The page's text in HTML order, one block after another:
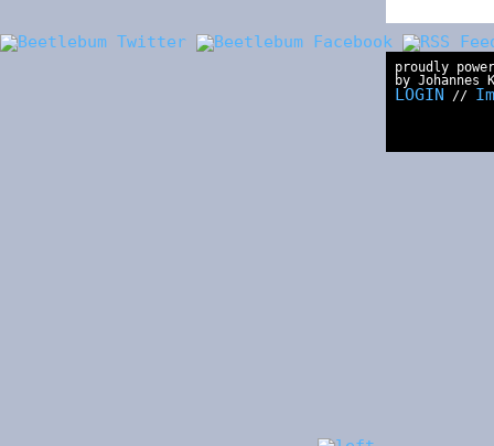
proudly
by Johannes
LOGIN //